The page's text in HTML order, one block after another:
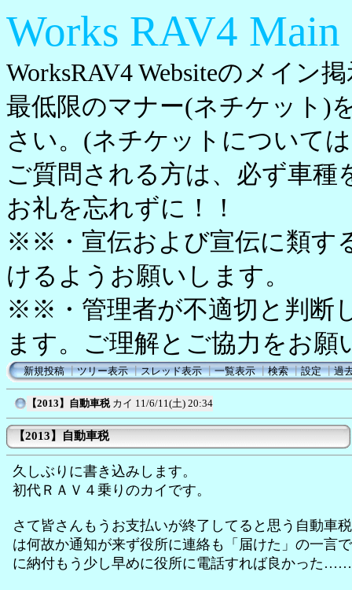
Works RAV4 Main
WorksRAV4 Websiteのメイン
最低限のマナー(ネチケット)
さい。(ネチケットについては
ご質問される方は、必ず車
お礼を忘れずに！！
※※・宣伝および宣伝に類す
けるようお願いします。
※※・管理者が不適切と判断
ます。ご理解とご協力をお願
新規投稿┃ツリー表示┃スレッド表示┃一覧表示┃検索┃設定┃過
【2013】自動車税 カイ 11/6/11(土) 20:34
【2013】自動車税
久しぶりに書き込みします。
初代ＲＡＶ４乗りのカイです。
さて皆さんもうお支払いが終了してると思う自動車
は何故か通知が来ず役所に連絡も「届けた」の一言
に納付もう少し早めに役所に電話すれば良かった